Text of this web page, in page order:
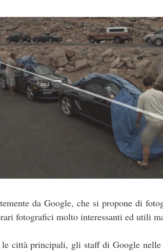
da Google, che si propone di
fotografici molto interessanti ed utili
città principali, gli staff di Google